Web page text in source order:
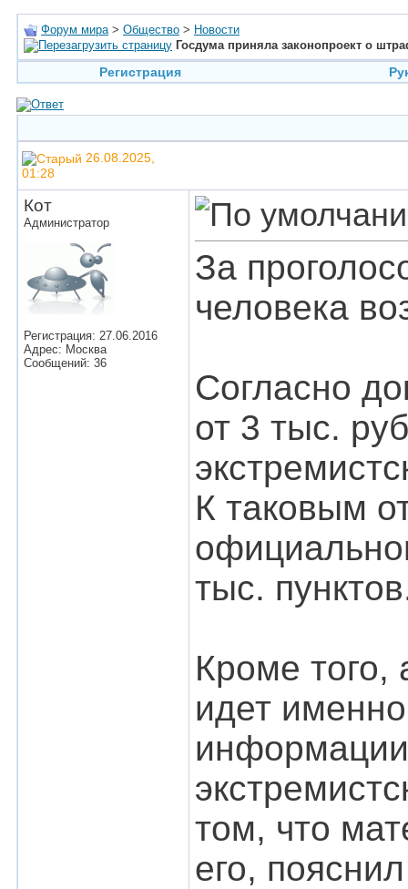
Форум мира > Общество > Новости
Госдума приняла законопроект о
Регистрация
26.08.2025,
01:28
Кот
Администратор
Регистрация: 27.06.2016
Адрес: Москва
Сообщений: 36
За
человека
Согласно
от 3 тыс.
К таковым
тыс.
Кроме того,
идет
том, что
его,